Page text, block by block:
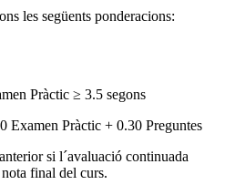
les següents ponderacions:
Pràctic ≥ 3.5 segons
Examen Pràctic + 0.30 Preguntes
si l´avaluació continuada
final del curs.